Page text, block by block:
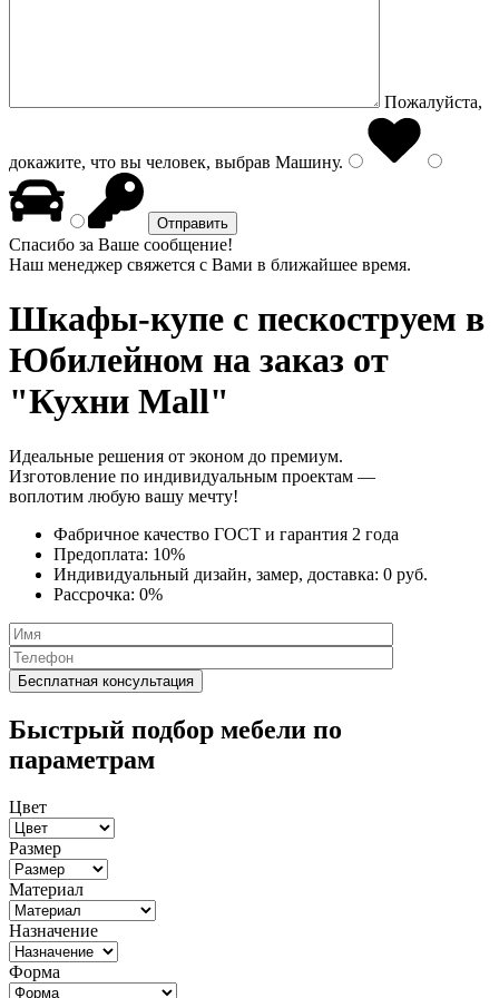
Пожалуйста,
докажите, что вы человек, выбрав Машину.
Спасибо за Ваше сообщение!
Наш менеджер свяжется с Вами в ближайшее время.
Шкафы-купе с пескоструем в
Юбилейном на заказ от
"Кухни Mall"
Идеальные решения от эконом до премиум.
Изготовление по индивидуальным проектам —
воплотим любую вашу мечту!
Фабричное качество ГОСТ и гарантия 2 года
Предоплата: 10%
Индивидуальный дизайн, замер, доставка: 0 руб.
Рассрочка: 0%
Быстрый подбор мебели по
параметрам
Цвет
Размер
Материал
Назначение
Форма